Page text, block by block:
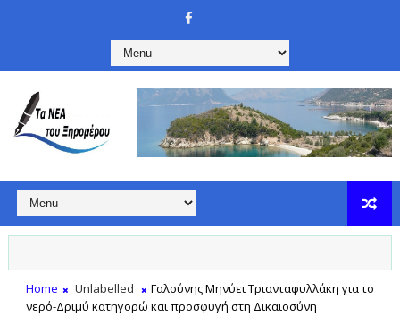
Home Unlabelled
Γαλούνης Μηνύει Τριανταφυλλάκη για το
νερό-Δριμύ κατηγορώ και προσφυγή στη Δικαιοσύνη